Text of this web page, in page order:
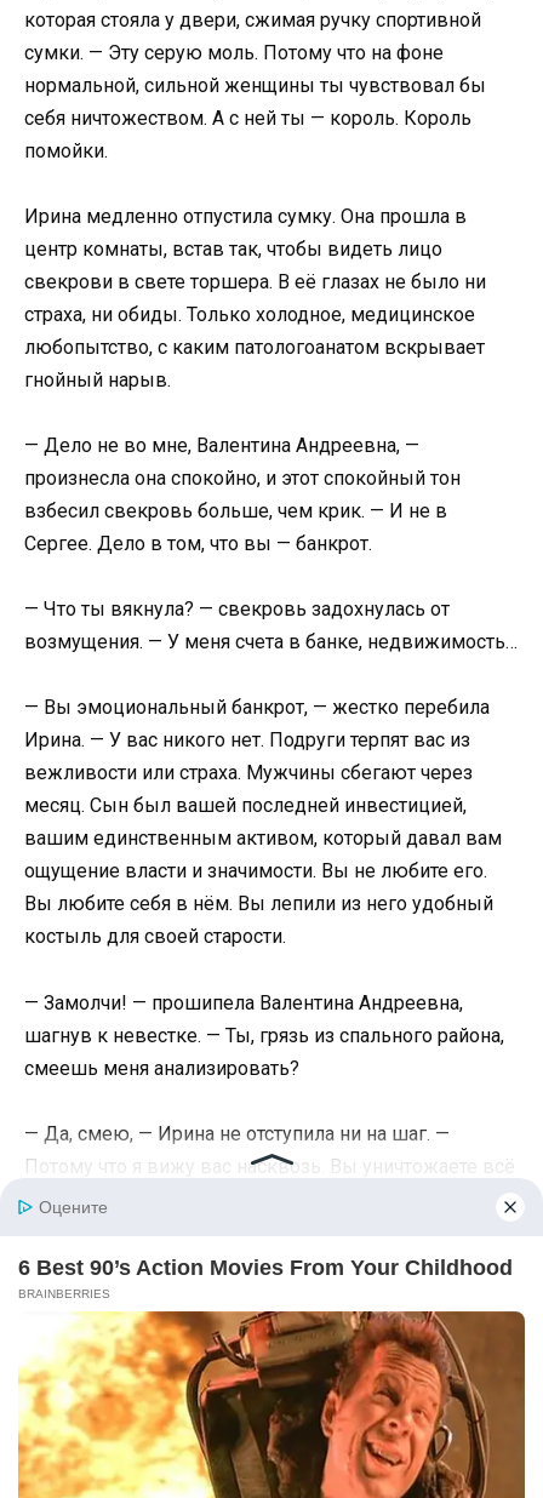
которая стояла у двери, сжимая ручку спортивной
сумки. — Эту серую моль. Потому что на фоне
нормальной, сильной женщины ты чувствовал бы
себя ничтожеством. А с ней ты — король. Король
помойки.
Ирина медленно отпустила сумку. Она прошла в
центр комнаты, встав так, чтобы видеть лицо
свекрови в свете торшера. В её глазах не было ни
страха, ни обиды. Только холодное, медицинское
любопытство, с каким патологоанатом вскрывает
гнойный нарыв.
— Дело не во мне, Валентина Андреевна, —
произнесла она спокойно, и этот спокойный тон
взбесил свекровь больше, чем крик. — И не в
Сергее. Дело в том, что вы — банкрот.
— Что ты вякнула? — свекровь задохнулась от
возмущения. — У меня счета в банке, недвижимость…
— Вы эмоциональный банкрот, — жестко перебила
Ирина. — У вас никого нет. Подруги терпят вас из
вежливости или страха. Мужчины сбегают через
месяц. Сын был вашей последней инвестицией,
вашим единственным активом, который давал вам
ощущение власти и значимости. Вы не любите его.
Вы любите себя в нём. Вы лепили из него удобный
костыль для своей старости.
— Замолчи! — прошипела Валентина Андреевна,
шагнув к невестке. — Ты, грязь из спального района,
смеешь меня анализировать?
— Да, смею, — Ирина не отступила ни на шаг. —
Потому что я вижу вас насквозь. Вы уничтожаете всё
живое вокруг себя, чтобы никто не мог быть
были риски. А потому что успех сделал бы Сергея
независимым. Вы унизили меня сегодня не ради
«имиджа». А потому что увидели, как Сергей смотрит
на меня — с любовью и уважением. А на вас он
смотрел как на обязанность. Этого вы простить не
смогли. Вы — паразит, Валентина Андреевна. Вы
питаетесь его энергией, его успехами, его неудачами.